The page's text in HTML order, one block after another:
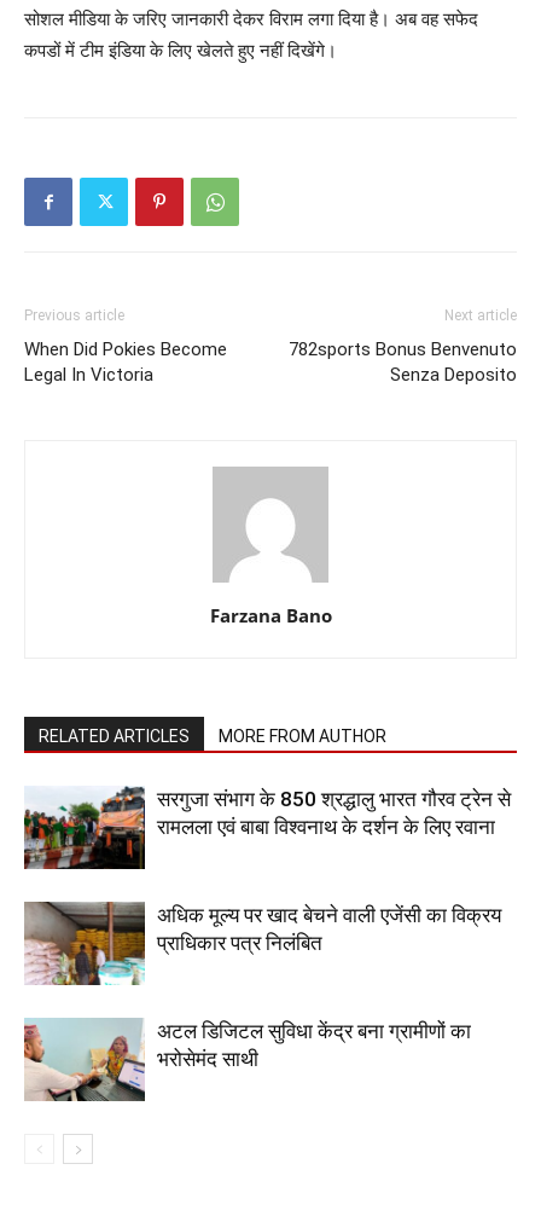
सोशल मीडिया के जरिए जानकारी देकर विराम लगा दिया है। अब वह सफेद
कपडों में टीम इंडिया के लिए खेलते हुए नहीं दिखेंगे।
Previous article
When Did Pokies Become
Legal In Victoria
Next article
782sports Bonus Benvenuto
Senza Deposito
Farzana Bano
RELATED ARTICLES MORE FROM AUTHOR
सरगुजा संभाग के 850 श्रद्धालु भारत गौरव ट्रेन से
रामलला एवं बाबा विश्वनाथ के दर्शन के लिए रवाना
अधिक मूल्य पर खाद बेचने वाली एजेंसी का विक्रय
प्राधिकार पत्र निलंबित
अटल डिजिटल सुविधा केंद्र बना ग्रामीणों का
भरोसेमंद साथी